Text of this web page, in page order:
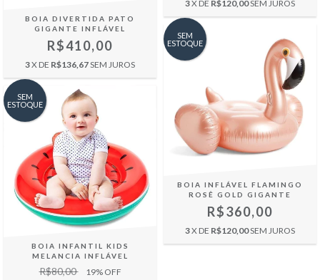
BOIA DIVERTIDA PATO
GIGANTE INFLÁVEL
R$410,00
3X DE R$136,67SEM JUROS
3X DE R$120,00SEM JUROS
SEM
ESTOQUE
BOIA INFANTIL KIDS
MELANCIA INFLÁVEL
R$80,00 19% OFF
SEM
ESTOQUE
BOIA INFLÁVEL FLAMINGO
ROSÊ GOLD GIGANTE
R$360,00
3X DE R$120,00SEM JUROS